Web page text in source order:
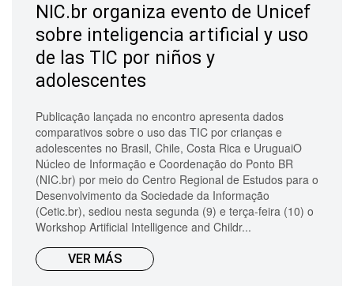
NIC.br organiza evento de Unicef
sobre inteligencia artificial y uso
de las TIC por niños y
adolescentes
Publicação lançada no encontro apresenta dados
comparativos sobre o uso das TIC por crianças e
adolescentes no Brasil, Chile, Costa Rica e UruguaiO
Núcleo de Informação e Coordenação do Ponto BR
(NIC.br) por meio do Centro Regional de Estudos para o
Desenvolvimento da Sociedade da Informação
(Cetic.br), sediou nesta segunda (9) e terça-feira (10) o
Workshop Artificial Intelligence and Childr...
VER MÁS